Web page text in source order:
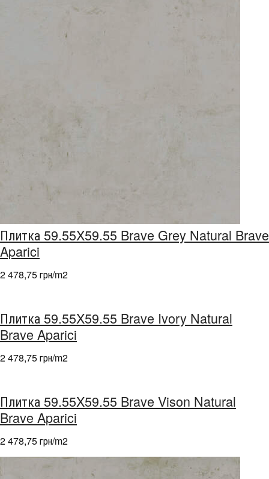
Плитка 59.55X59.55 Brave Grey Natural Brave
Aparici
2 478,75 грн/m2
Плитка 59.55X59.55 Brave Ivory Natural
Brave Aparici
2 478,75 грн/m2
Плитка 59.55X59.55 Brave Vison Natural
Brave Aparici
2 478,75 грн/m2